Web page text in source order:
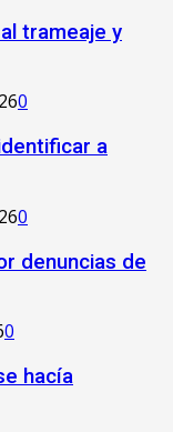
trameaje y
0
a
0
denuncias de
0
hacía